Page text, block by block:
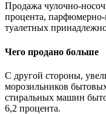
Продажа чулочно-
процента,
туалетных
Чего продано больше
С другой стороны,
морозильников
стиральных машин
6,2 процента.